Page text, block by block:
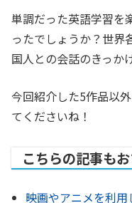
単調だった英語学習を
ったでしょうか？世界
国人との会話のきっか
今回紹介した5作品以
てくださいね！
こちらの記事も
映画やアニメを利